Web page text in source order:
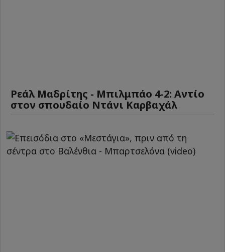
Ρεάλ Μαδρίτης - Μπιλμπάο 4-2: Αντίο
στον σπουδαίο Ντάνι Καρβαχάλ